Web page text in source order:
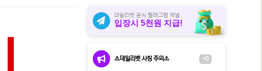
로
그
데일리벳 공식 텔레그램 채널
입장시 5천원 지급!
⚠️데일리벳 사칭 주의⚠️ +0